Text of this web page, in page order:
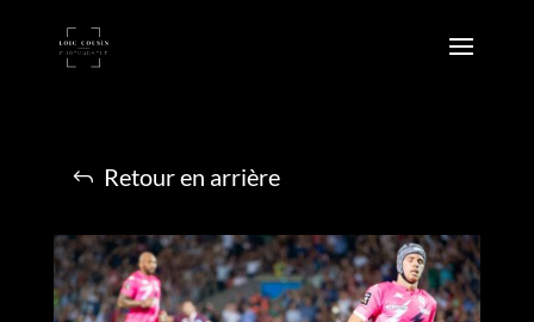
Retour en arrière